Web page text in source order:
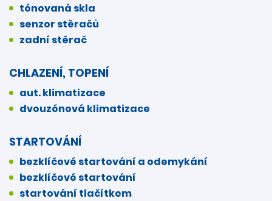
tónovaná skla
senzor stěračů
zadní stěrač
CHLAZENÍ, TOPENÍ
aut. klimatizace
dvouzónová klimatizace
STARTOVÁNÍ
bezklíčové startování a odemykání
bezklíčové startování
startování tlačítkem